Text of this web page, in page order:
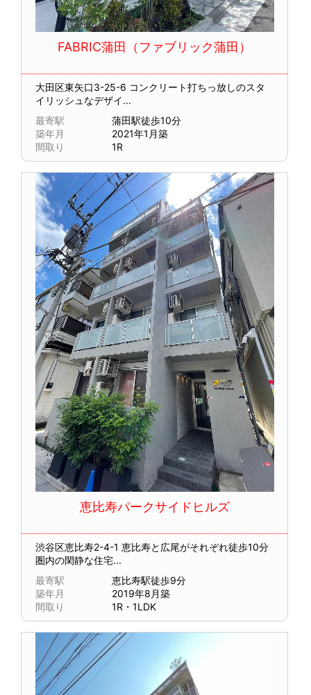
FABRIC蒲田（ファブリック蒲田）
大田区東矢口3-25-6 コンクリート打ちっ放しのスタ
イリッシュなデザイ...
最寄駅
蒲田駅徒歩10分
築年月
2021年1月築
間取り
1R
恵比寿パークサイドヒルズ
渋谷区恵比寿2-4-1 恵比寿と広尾がそれぞれ徒歩10分
圏内の閑静な住宅...
最寄駅
恵比寿駅徒歩9分
築年月
2019年8月築
間取り
1R・1LDK